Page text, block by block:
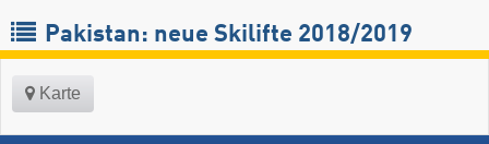
Pakistan: neue Skilifte 2018/2019
Karte